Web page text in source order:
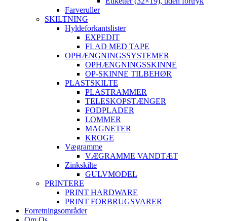
Farveruller
SKILTNING
Hyldeforkantslister
EXPEDIT
FLAD MED TAPE
OPHÆNGNINGSSYSTEMER
OPHÆNGNINGSSKINNE
OP-SKINNE TILBEHØR
PLASTSKILTE
PLASTRAMMER
TELESKOPSTÆNGER
FODPLADER
LOMMER
MAGNETER
KROGE
Vægramme
VÆGRAMME VANDTÆT
Zinkskilte
GULVMODEL
PRINTERE
PRINT HARDWARE
PRINT FORBRUGSVARER
Forretningsområder